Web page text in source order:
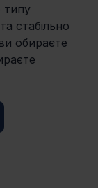
типу
стабільно
обираєте